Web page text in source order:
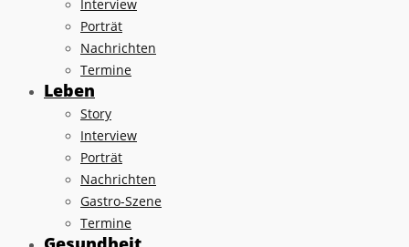
Interview
Porträt
Nachrichten
Termine
Leben
Story
Interview
Porträt
Nachrichten
Gastro-Szene
Termine